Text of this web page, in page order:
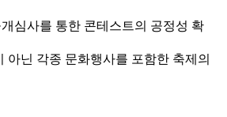
심사를 통한 콘테스트의 공정성 확
아닌 각종 문화행사를 포함한 축제의